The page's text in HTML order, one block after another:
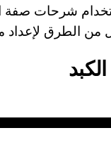
شرحات صفة
من الطرق لإعداد